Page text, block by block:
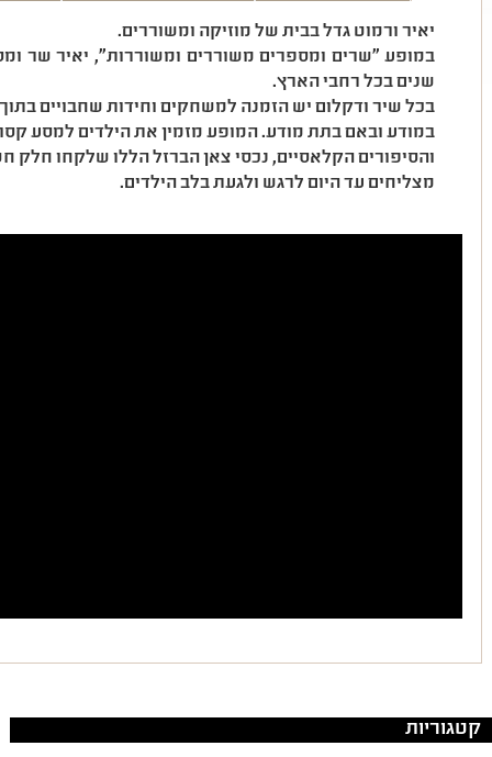
יאיר ורמוט גדל בבית של מוזיקה ומשוררים.
שנים בכל רחבי הארץ.
בכל שיר ודקלום יש הזמנה למשחקים וחידות שחבויים בתוך
במודע ובאם בתת מודע. המופע מזמין את הילדים למסע
והסיפורים הקלאסיים, נכסי צאן הברזל הללו שלקחו חלק
מצליחים עד היום לרגש ולגעת בלב הילדים.
קטגוריות